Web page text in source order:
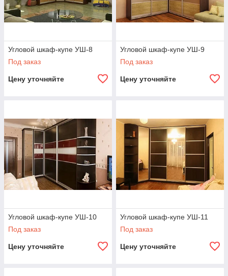
Угловой шкаф-купе УШ-8
Под заказ
Цену уточняйте
Угловой шкаф-купе УШ-9
Под заказ
Цену уточняйте
Угловой шкаф-купе УШ-10
Под заказ
Цену уточняйте
Угловой шкаф-купе УШ-11
Под заказ
Цену уточняйте